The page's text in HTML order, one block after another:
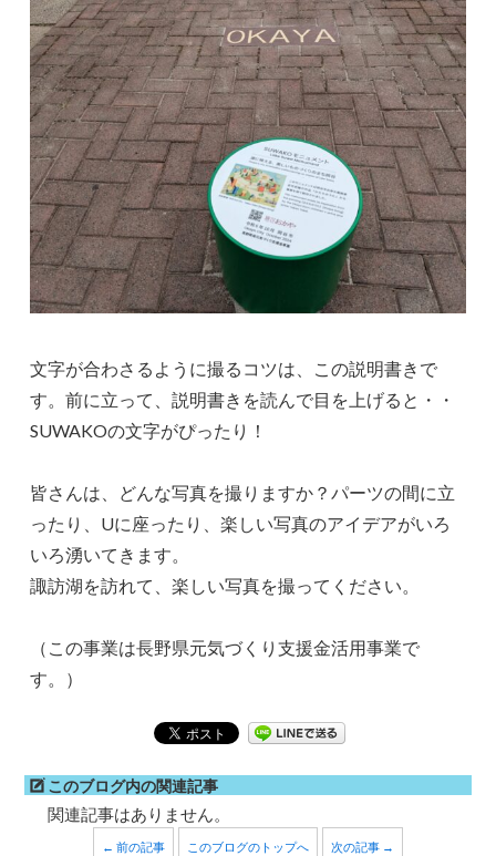
文字が合わさるように撮るコツは、この説明書きで
す。前に立って、説明書きを読んで目を上げると・・
SUWAKOの文字がぴったり！
皆さんは、どんな写真を撮りますか？パーツの間に立
ったり、Uに座ったり、楽しい写真のアイデアがいろ
いろ湧いてきます。
諏訪湖を訪れて、楽しい写真を撮ってください。
（この事業は長野県元気づくり支援金活用事業で
す。）
このブログ内の関連記事
関連記事はありません。
← 前の記事 このブログのトップへ 次の記事 →